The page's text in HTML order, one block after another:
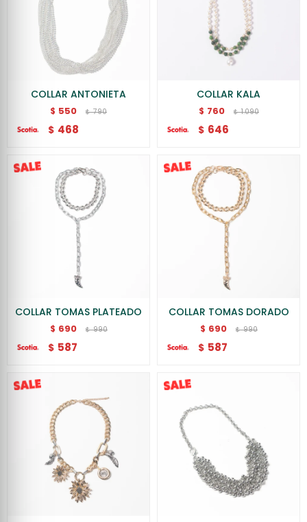
COLLAR ANTONIETA
$ 550 $ 790
$ 468
COLLAR KALA
$ 760 $ 1.090
$ 646
COLLAR TOMAS PLATEADO
$ 690 $ 990
$ 587
COLLAR TOMAS DORADO
$ 690 $ 990
$ 587